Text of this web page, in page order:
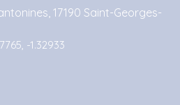
17190 Saint-Georges-
-1.32933